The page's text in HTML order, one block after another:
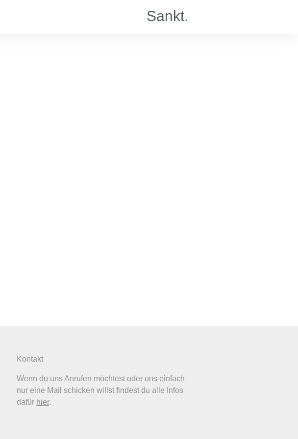
Sankt.
Kontakt
Wenn du uns Anrufen möchtest oder uns einfach
nur eine Mail schicken willst findest du alle Infos
dafür hier.